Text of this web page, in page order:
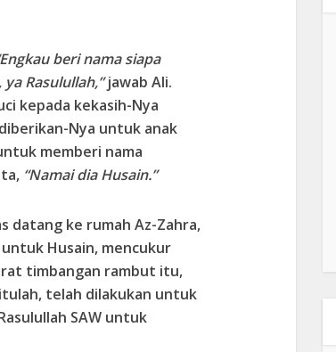
beri nama siapa
Rasulullah,”jawab Ali.
kepada kekasih-Nya
Nya untuk anak
memberi nama
“Namai dia Husain.”
datang ke rumah Az-Zahra,
Husain, mencukur
timbangan rambut itu,
telah dilakukan untuk
SAW untuk